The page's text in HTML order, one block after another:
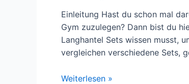
Einleitung Hast du schon mal
Gym zuzulegen? Dann bist du
Langhantel Sets wissen musst,
vergleichen verschiedene Sets,
Langhantel-
Weiterlesen »